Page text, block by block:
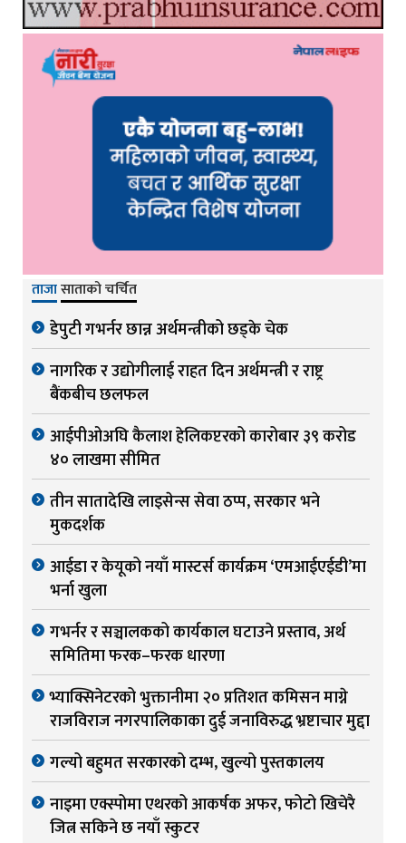
ताजासाताको चर्चित
डेपुटी गभर्नर छान्न अर्थमन्त्रीको छड्के चेक
नागरिक र उद्योगीलाई राहत दिन अर्थमन्त्री र राष्ट्र
बैंकबीच छलफल
आईपीओअघि कैलाश हेलिकप्टरको कारोबार ३९ करोड
४० लाखमा सीमित
तीन सातादेखि लाइसेन्स सेवा ठप्प, सरकार भने
मुकदर्शक
आईडा र केयूको नयाँ मास्टर्स कार्यक्रम ‘एमआईएईडी’मा
भर्ना खुला
गभर्नर र सञ्चालकको कार्यकाल घटाउने प्रस्ताव, अर्थ
समितिमा फरक–फरक धारणा
भ्याक्सिनेटरको भुक्तानीमा २० प्रतिशत कमिसन माग्ने
राजविराज नगरपालिकाका दुई जनाविरुद्ध भ्रष्टाचार मुद्दा
गल्यो बहुमत सरकारको दम्भ, खुल्यो पुस्तकालय
नाइमा एक्स्पोमा एथरको आकर्षक अफर, फोटो खिचेरै
जित्न सकिने छ नयाँ स्कुटर